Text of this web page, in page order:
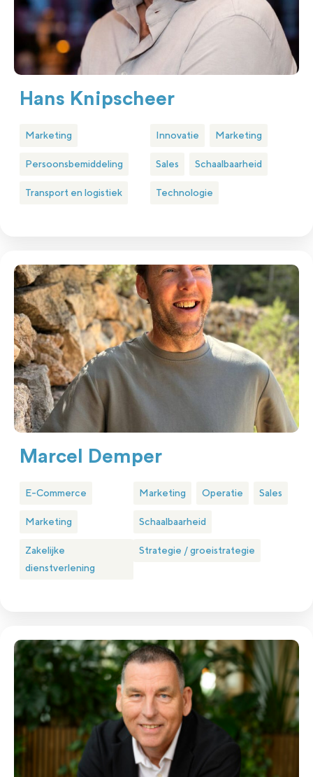
Hans Knipscheer
Marketing
Persoonsbemiddeling
Transport en logistiek
Innovatie Marketing
Sales Schaalbaarheid
Technologie
Marcel Demper
E-Commerce
Marketing
Zakelijke
dienstverlening
Marketing Operatie Sales
Schaalbaarheid
Strategie / groeistrategie